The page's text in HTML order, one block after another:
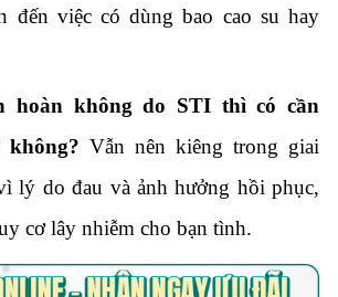
đến việc có dùng bao cao su hay
hoàn không do STI thì có cần
không? Vẫn nên kiêng trong giai
lý do đau và ảnh hưởng hồi phục,
cơ lây nhiễm cho bạn tình.